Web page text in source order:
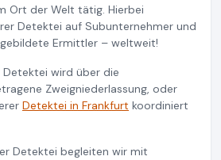
Ort der Welt tätig. Hierbei
Detektei auf Subunternehmer und
Ermittler – weltweit!
Detektei wird über die
Zweigniederlassung, oder
Detektei in Frankfurt koordiniert
Detektei begleiten wir mit